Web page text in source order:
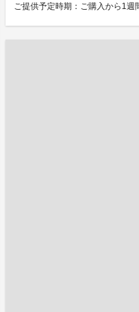
ご提供予定時期：ご購入から1週